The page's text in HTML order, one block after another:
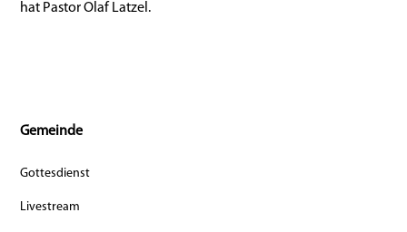
hat Pastor Olaf Latzel.
Gemeinde
Gottesdienst
Livestream